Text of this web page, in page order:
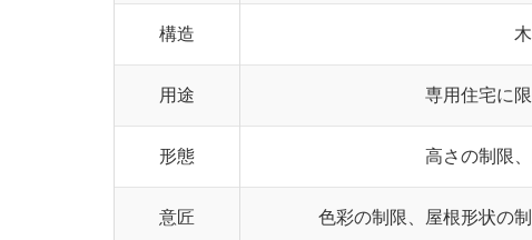
構造
用途 専用住宅に
形態 高さの制限
意匠 色彩の制限、屋根形状の